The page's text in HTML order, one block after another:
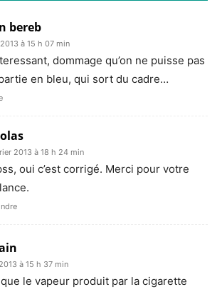
bereb
à 15 h 07 min
dommage qu’on ne puisse pas
en bleu, qui sort du cadre…
2013 à 18 h 24 min
oui c’est corrigé. Merci pour votre
à 15 h 37 min
le vapeur produit par la cigarette